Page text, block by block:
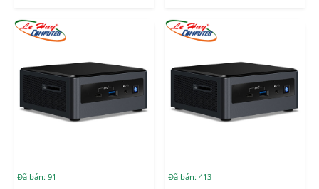
Đã bán: 91 Đã bán: 413